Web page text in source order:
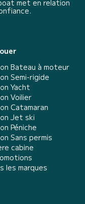
met en relation
Bateau à moteur
Semi-rigide
Yacht
Voilier
Catamaran
Jet ski
Péniche
Sans permis
cabine
les marques